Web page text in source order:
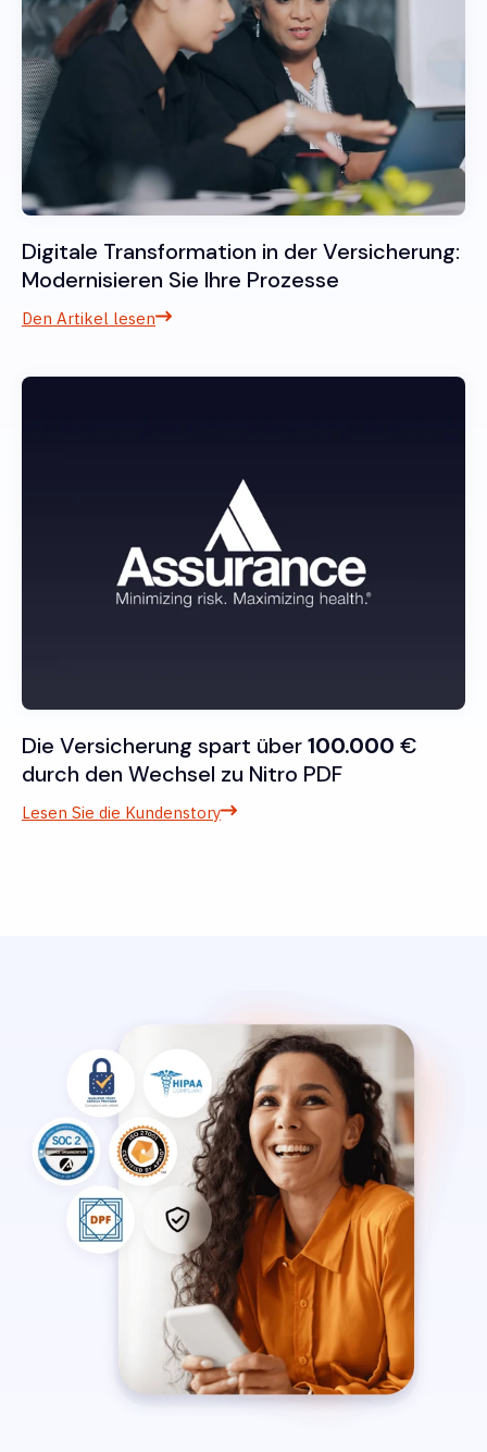
Digitale Transformation in der Versicherung:
Modernisieren Sie Ihre Prozesse
Den Artikel lesen
Die Versicherung spart über100.000 €
durch den Wechsel zu Nitro PDF
Lesen Sie die Kundenstory